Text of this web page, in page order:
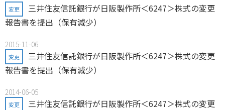
変更
三井住友信託銀行が日阪製作所＜6247＞株式の変更
報告書を提出（保有減少）
2015-11-06
変更
三井住友信託銀行が日阪製作所＜6247＞株式の変更
報告書を提出（保有減少）
2014-06-05
変更
三井住友信託銀行が日阪製作所＜6247＞株式の変更